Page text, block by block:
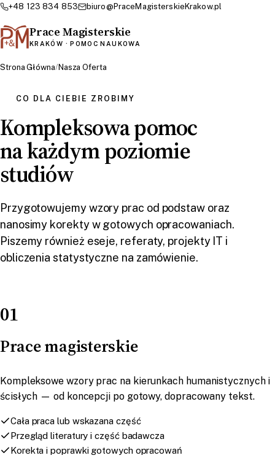
+48 123 834 853 biuro@PraceMagisterskieKrakow.pl
Prace Magisterskie
KRAKÓW · POMOC NAUKOWA
Strona Główna/Nasza Oferta
CO DLA CIEBIE ZROBIMY
Kompleksowa pomoc
na każdym poziomie
studiów
Przygotowujemy wzory prac od podstaw oraz
nanosimy korekty w gotowych opracowaniach.
Piszemy również eseje, referaty, projekty IT i
obliczenia statystyczne na zamówienie.
01
Prace magisterskie
Kompleksowe wzory prac na kierunkach humanistycznych i
ścisłych — od koncepcji po gotowy, dopracowany tekst.
Cała praca lub wskazana część
Przegląd literatury i część badawcza
Korekta i poprawki gotowych opracowań